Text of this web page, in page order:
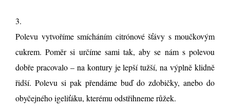
3.
Polevu vytvoříme smícháním citrónové šťávy s moučkovým
cukrem. Poměr si určíme sami tak, aby se nám s polevou
dobře pracovalo – na kontury je lepší tužší, na výplně klidně
řidší. Polevu si pak přendáme buď do zdobičky, anebo do
obyčejného igeliťáku, kterému odstřihneme růžek.